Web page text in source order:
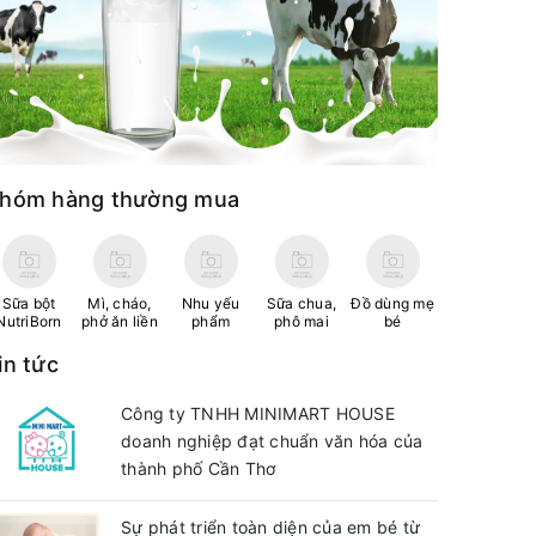
hàng thường mua
Sữa bột
Mì, cháo,
phở ăn liền
Nhu yếu
phẩm
Sữa chua,
phô mai
Đồ dùng mẹ
bé
tức
Công ty TNHH MINIMART HOUSE
doanh nghiệp đạt chuẩn văn hóa của
thành phố Cần Thơ
Sự phát triển toàn diện của em bé từ